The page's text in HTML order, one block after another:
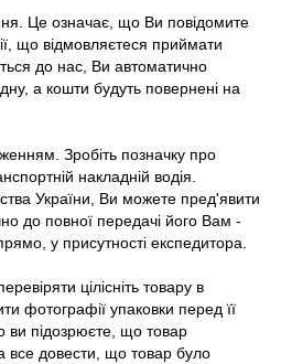
Це означає, що Ви повідомите
що відмовляєтеся приймати
до нас, Ви автоматично
а кошти будуть повернені на
Зробіть позначку про
накладній водія.
України, Ви можете пред'явити
до повної передачі його Вам -
у присутності експедитора.
цілісніть товару в
фотографії упаковки перед її
ви підозрюєте, що товар
все довести, що товар було